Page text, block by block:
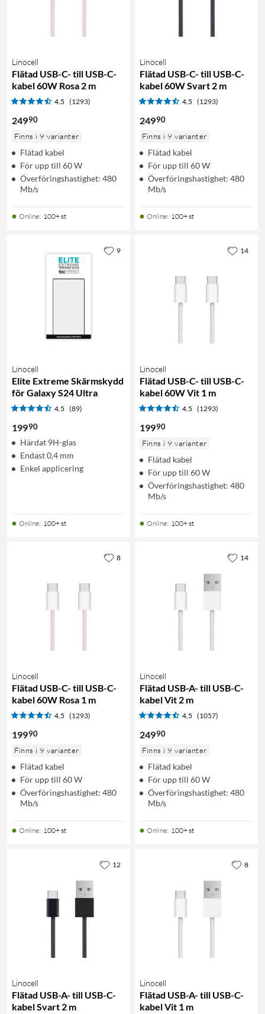
Linocell
Flätad USB-C- till USB-C-
kabel 60W Rosa 2 m
4.5 (1293)
24990
Finns i 9 varianter
Flätad kabel
För upp till 60 W
Överföringshastighet: 480
Mb/s
Online: 100+ st
Linocell
Flätad USB-C- till USB-C-
kabel 60W Svart 2 m
4.5 (1293)
24990
Finns i 9 varianter
Flätad kabel
För upp till 60 W
Överföringshastighet: 480
Mb/s
Online: 100+ st
Linocell
Elite Extreme Skärmskydd
för Galaxy S24 Ultra
4.5 (89)
19990
Härdat 9H-glas
Endast 0,4 mm
Enkel applicering
Online: 100+ st
9
Linocell
Flätad USB-C- till USB-C-
kabel 60W Vit 1 m
4.5 (1293)
19990
Finns i 9 varianter
Flätad kabel
För upp till 60 W
Överföringshastighet: 480
Mb/s
Online: 100+ st
14
Linocell
Flätad USB-C- till USB-C-
kabel 60W Rosa 1 m
4.5 (1293)
19990
Finns i 9 varianter
Flätad kabel
För upp till 60 W
Överföringshastighet: 480
Mb/s
Online: 100+ st
8
Linocell
Flätad USB-A- till USB-C-
kabel Vit 2 m
4.5 (1057)
24990
Finns i 9 varianter
Flätad kabel
För upp till 60 W
Överföringshastighet: 480
Mb/s
Online: 100+ st
14
Linocell
Flätad USB-A- till USB-C-
kabel Svart 2 m
12
Linocell
Flätad USB-A- till USB-C-
kabel Vit 1 m
8